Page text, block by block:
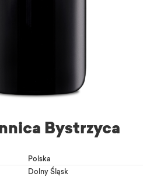
Bystrzyca
Polska
Dolny Śląsk